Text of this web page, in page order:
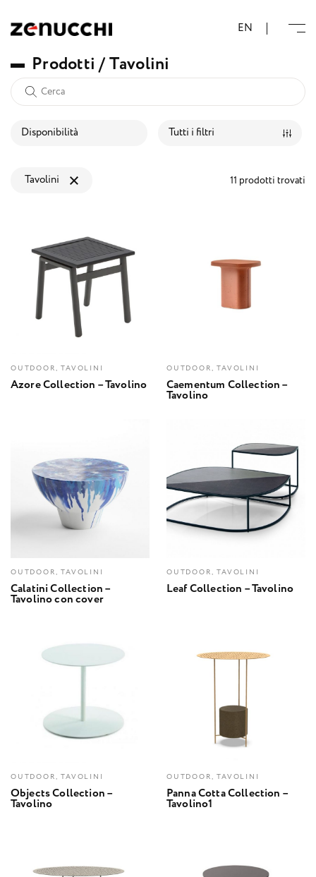
EN
Prodotti/Tavolini
Disponibilità Tutti i filtri
Tavolini 11 prodotti trovati
OUTDOOR, TAVOLINI
Azore Collection – Tavolino
OUTDOOR, TAVOLINI
Caementum Collection –
Tavolino
OUTDOOR, TAVOLINI
Calatini Collection –
Tavolino con cover
OUTDOOR, TAVOLINI
Leaf Collection – Tavolino
OUTDOOR, TAVOLINI
Objects Collection –
Tavolino
OUTDOOR, TAVOLINI
Panna Cotta Collection –
Tavolino1